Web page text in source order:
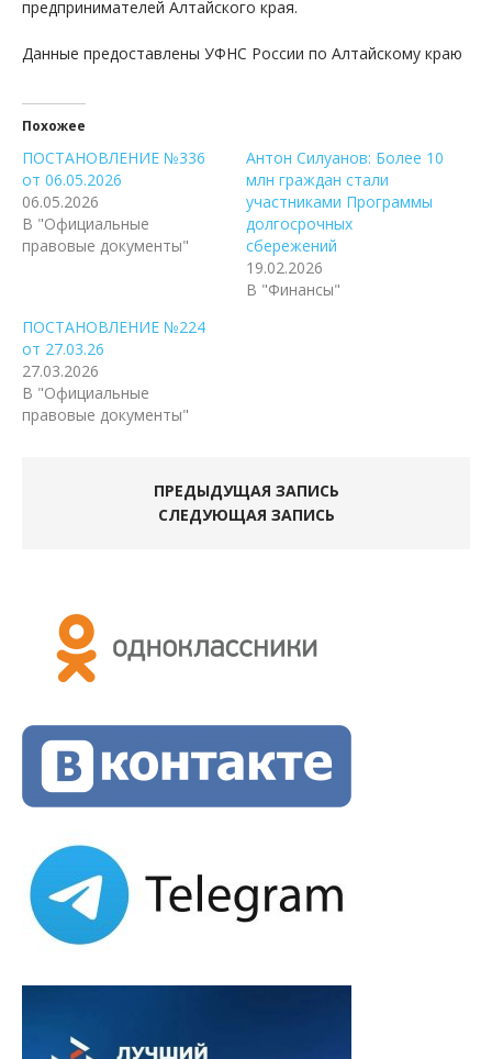
предпринимателей Алтайского края.
Данные предоставлены УФНС России по Алтайскому краю
Похожее
ПОСТАНОВЛЕНИЕ №336
от 06.05.2026
06.05.2026
В "Официальные
правовые документы"
Антон Силуанов: Более 10
млн граждан стали
участниками Программы
долгосрочных
сбережений
19.02.2026
В "Финансы"
ПОСТАНОВЛЕНИЕ №224
от 27.03.26
27.03.2026
В "Официальные
правовые документы"
ПРЕДЫДУЩАЯ ЗАПИСЬ
СЛЕДУЮЩАЯ ЗАПИСЬ